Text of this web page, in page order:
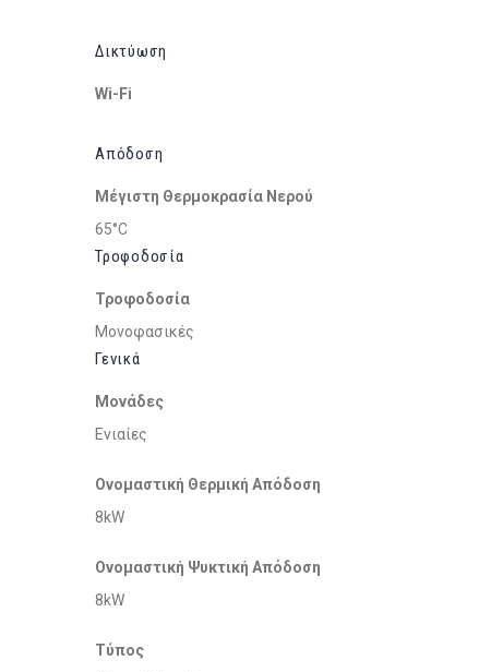
Δικτύωση
Wi-Fi
Απόδοση
Μέγιστη Θερμοκρασία Νερού
65°C
Τροφοδοσία
Τροφοδοσία
Μονοφασικές
Γενικά
Μονάδες
Ενιαίες
Ονομαστική Θερμική Απόδοση
8kW
Ονομαστική Ψυκτική Απόδοση
8kW
Τύπος